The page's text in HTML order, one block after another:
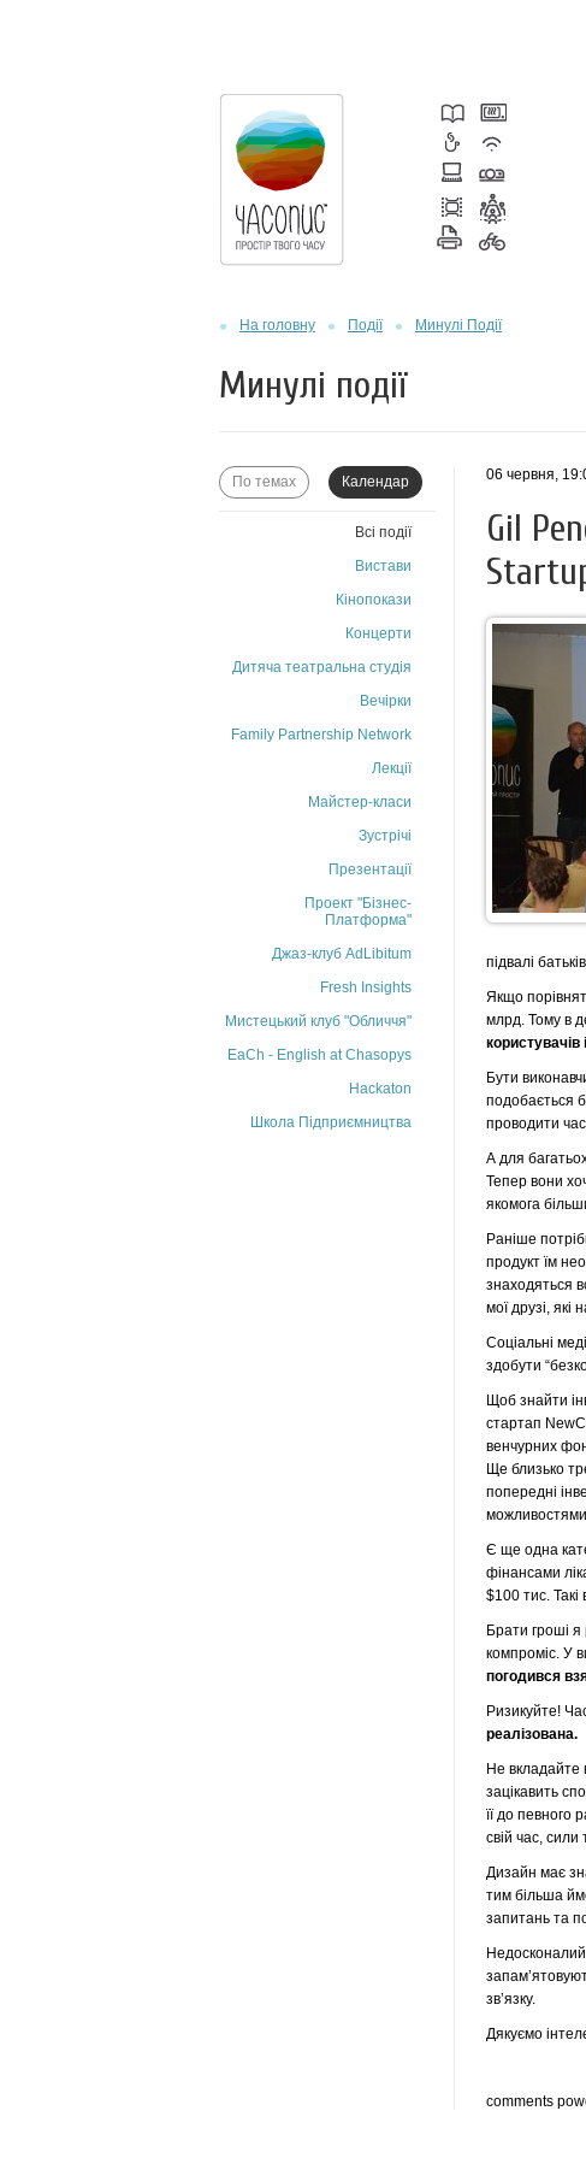
На головну Події Минулі Події
Минулі події
По темах Календар
Всі події
Вистави
Кінопокази
Концерти
Дитяча театральна студія
Вечірки
Family Partnership Network
Лекції
Майстер-класи
Зустрічі
Презентації
Проект "Бізнес-
Платформа"
Джаз-клуб AdLibitum
Fresh Insights
Мистецький клуб "Обличчя"
EaCh - English at Chasopys
Hackaton
Школа Підприємництва
06 червня,
Gil
підвалі
Якщо
млрд. Тому в
Бути
подобається
проводити
А для
Тепер вони
якомога
Раніше
продукт їм
знаходяться
мої друзі,
Соціальні
здобути
Щоб знайти
стартап
венчурних
Ще близько
попередні
можливостями
Є ще одна
фінансами
$100 тис. Такі
Брати гроші я
компроміс. У
погодився
Ризикуйте!
реалізована.
Не вкладайте
зацікавить
її до певного
свій час, сили
Дизайн має
тим більша
запитань та
зв’язку.
Дякуємо
comments